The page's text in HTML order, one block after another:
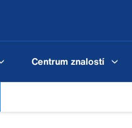
Centrum znalostí